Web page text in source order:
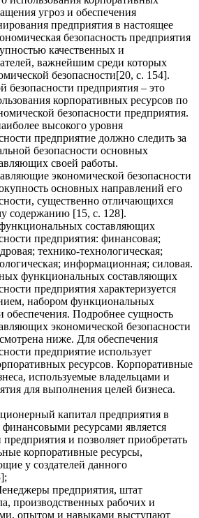
угроз и обеспечения
предприятия в настоящее
безопасность предприятия
качественных и
важнейшим среди которых
безопасности[20, с. 154].
безопасности предприятия – это
корпоративных ресурсов по
безопасности предприятия.
высокого уровня
предприятие должно следить за
безопасности основных
своей работы.
экономической безопасности
основных направлений его
существенно отличающихся
содержанию [15, с. 128].
составляющих
предприятия: финансовая;
технико-технологическая;
информационная; силовая.
функциональных составляющих
предприятия характеризуется
набором функциональных
обеспечения. Подробнее сущность
экономической безопасности
ниже. Для обеспечения
предприятие использует
ресурсов. Корпоративные
используемые владельцами и
для выполнения целей бизнеса.
капитал предприятия в
ресурсами является
и позволяет приобретать
корпоративные ресурсы,
у создателей данного
предприятия, штат
производственных рабочих и
опытом и навыками выступают